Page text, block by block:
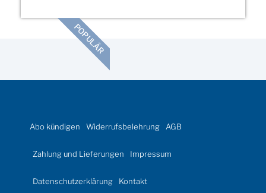
POPULÄR
Abo kündigen Widerrufsbelehrung AGB
Zahlung und Lieferungen Impressum
Datenschutzerklärung Kontakt